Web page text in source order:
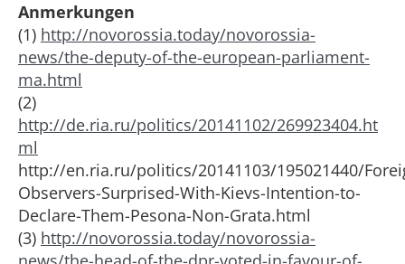
Anmerkungen
(1) http://novorossia.today/novorossia-
news/the-deputy-of-the-european-parliament-
ma.html
(2)
http://de.ria.ru/politics/20141102/269923404.ht
ml
http://en.ria.ru/politics/20141103/195021440/
Observers-Surprised-With-Kievs-Intention-to-
Declare-Them-Pesona-Non-Grata.html
(3) http://novorossia.today/novorossia-